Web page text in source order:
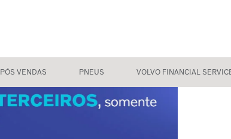
PÓS VENDAS PNEUS VOLVO FINANCIAL